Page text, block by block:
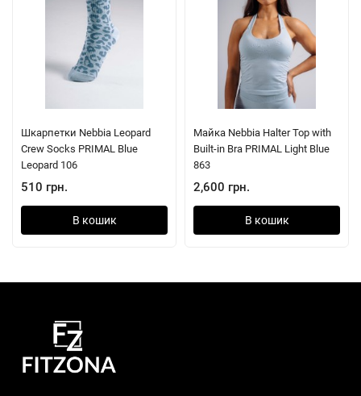
Шкарпетки Nebbia Leopard
Crew Socks PRIMAL Blue
Leopard 106
510 грн.
В кошик
Майка Nebbia Halter Top with
Built-in Bra PRIMAL Light Blue
863
2,600 грн.
В кошик